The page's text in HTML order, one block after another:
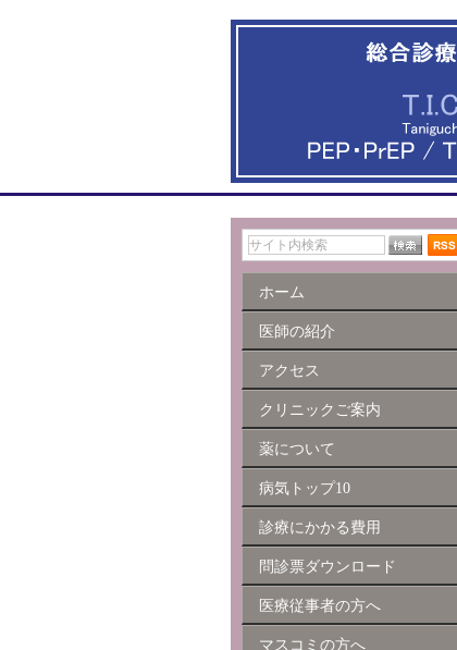
ホーム
医師の紹介
アクセス
クリニックご案内
薬について
病気トップ10
診療にかかる費用
問診票ダウンロード
医療従事者の方へ
マスコミの方へ